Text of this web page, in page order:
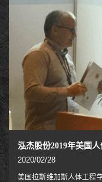
泓杰股份2019年美国
2020/02/28
美国拉斯维加斯人体工程